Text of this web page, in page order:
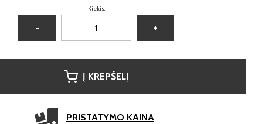
Kiekis:
− +
Į KREPŠELĮ
PRISTATYMO KAINA